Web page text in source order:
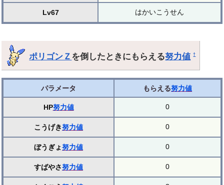
Lv67 はかいこうせん
ポリゴンＺ を倒したときにもらえる努力値 †
パラメータ もらえる努力値
HP努力値 0
こうげき努力値 0
ぼうぎょ努力値 0
すばやさ努力値 0